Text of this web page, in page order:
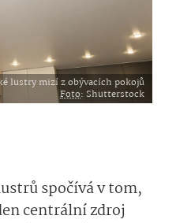
lustry mizí z obývacích pokojů
Foto: Shutterstock
spočívá v tom,
centrální zdroj